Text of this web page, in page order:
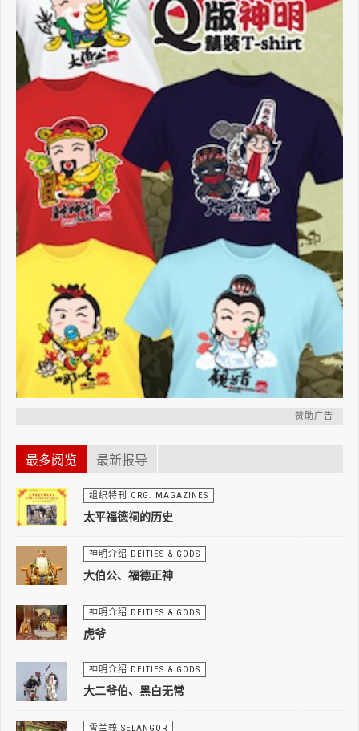
赞助广告
最多阅览 最新报导
组织特刊 ORG. MAGAZINES
太平福德祠的历史
神明介绍 DEITIES & GODS
大伯公、福德正神
神明介绍 DEITIES & GODS
虎爷
神明介绍 DEITIES & GODS
大二爷伯、黑白无常
雪兰莪 SELANGOR